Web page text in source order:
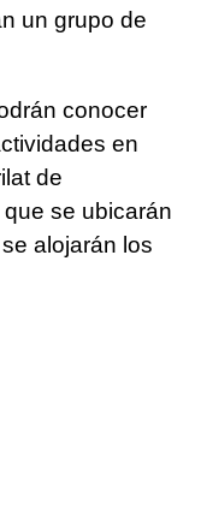
un grupo de
conocer
en
de
se ubicarán
alojarán los